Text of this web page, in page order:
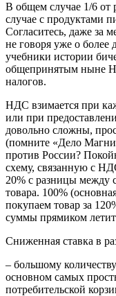
В общем случае 1/6 от
случае с продуктами
Согласитесь, даже за
не говоря уже о более
учебники истории
общепринятым ныне
налогов.
НДС взимается при
или при
довольно сложны,
(помните «Дело
против России?
схему, связанную с
20% с разницы между
товара. 100%
покупаем товар за
суммы прямиком
Сниженная ставка в
– большому
основном самых
потребительской